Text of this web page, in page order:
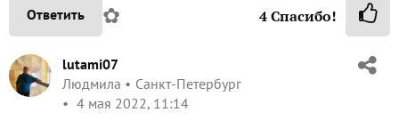
Ответить ✿ 4Спасибо!
lutami07
Людмила
Санкт-Петербург
4 мая 2022, 11:14